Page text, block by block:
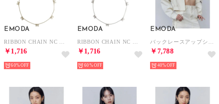
EMODA
￥1,716
60%
EMODA
￥1,716
60%
EMODA
￥7,788
40%